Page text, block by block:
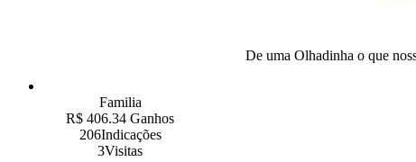
De uma Olhadinha o que
Familia
R$ 406.34 Ganhos
206Indicações
3Visitas